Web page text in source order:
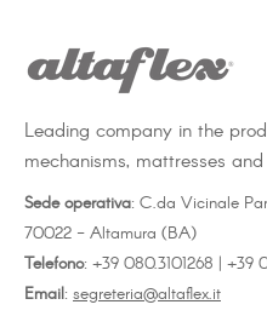
Leading company in the
mechanisms, mattresses
Sede operativa: C.da Vicinale
70022 - Altamura (BA)
Telefono: +39 080.3101268 | +39
Email: segreteria@altaflex.it